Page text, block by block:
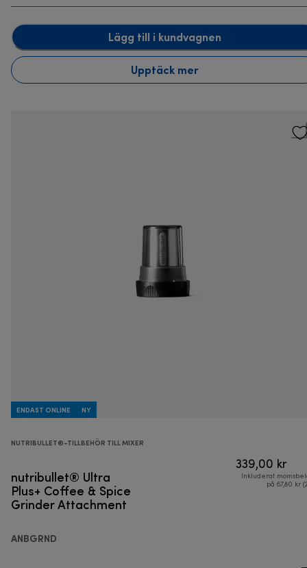
Lägg till i kundvagnen
Upptäck mer
ENDAST ONLINE NY
NUTRIBULLET®-TILLBEHÖR TILL MIXER
nutribullet® Ultra
Plus+ Coffee & Spice
Grinder Attachment
ANBGRND
339,00 kr
Inkluderat
på 67,80 kr